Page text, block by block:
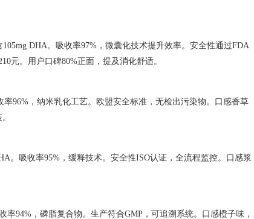
DHA。吸收率97%，微囊化技术提升效率。安全性通过FDA
元。用户口碑80%正面，提及消化舒适。
率96%，纳米乳化工艺。欧盟安全标准，无检出污染物。口感香草
。吸收率95%，缓释技术。安全性ISO认证，全流程监控。口感浆
94%，磷脂复合物。生产符合GMP，可追溯系统。口感橙子味，